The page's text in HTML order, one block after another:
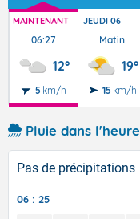
MAINTENANT
06:27
12°
5 km/h
JEUDI 06
Matin
19°
15 km/h
Pluie dans l'heure
Pas de précipitations
06 : 25